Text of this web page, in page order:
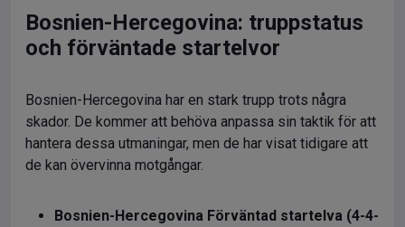
Bosnien-Hercegovina: truppstatus
och förväntade startelvor
Bosnien-Hercegovina har en stark trupp trots några
skador. De kommer att behöva anpassa sin taktik för att
hantera dessa utmaningar, men de har visat tidigare att
de kan övervinna motgångar.
Bosnien-Hercegovina Förväntad startelva (4-4-